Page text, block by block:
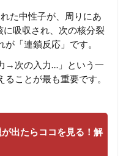
た中性子が、周りにあ
吸収され、次の核分裂
「連鎖反応」です。
→次の入力…」という一
ことが最も重要です。
出たらココを見る！解